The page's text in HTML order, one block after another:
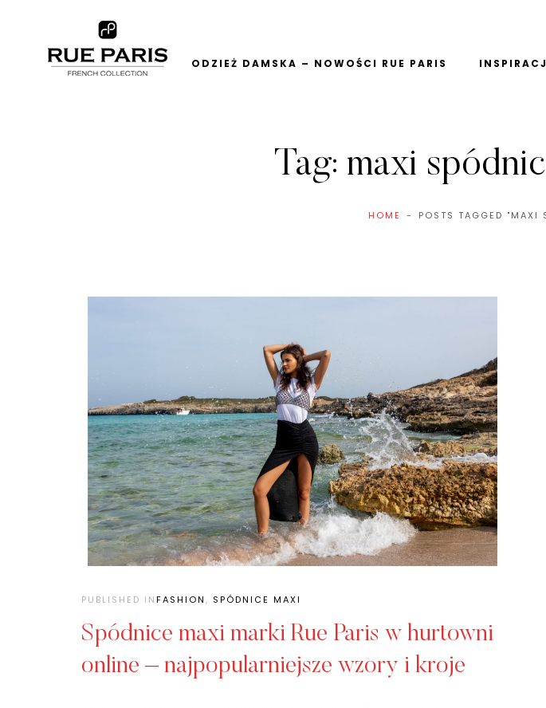
ODZIEŻ DAMSKA – NOWOŚCI RUE PARIS
Tag: maxi
HOME POSTS TAGGED "MAXI
PUBLISHED INFASHION, SPÓDNICE MAXI
Spódnice maxi marki Rue Paris w hurtowni
online – najpopularniejsze wzory i kroje